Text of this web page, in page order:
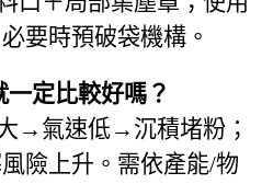
要時預破袋機構。
定比較好嗎？
→氣速低→沉積堵粉；
險上升。需依產能/物